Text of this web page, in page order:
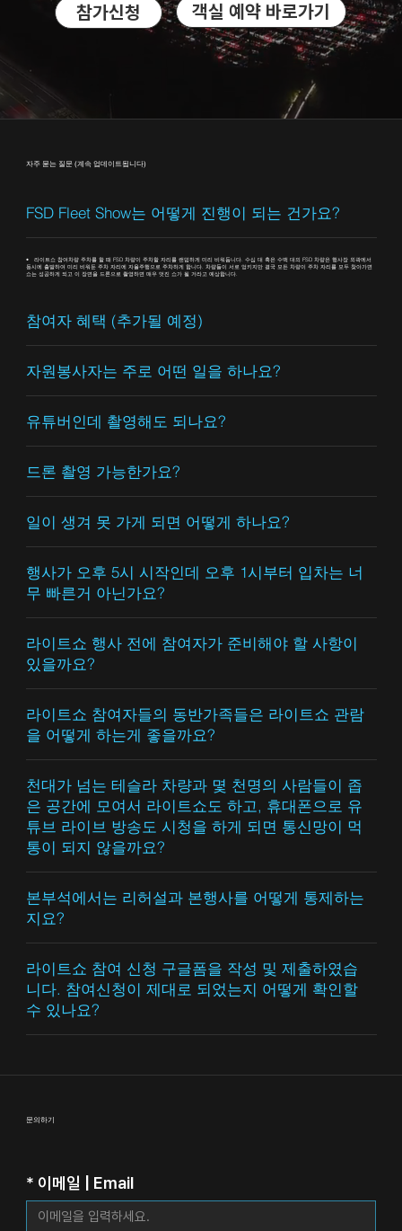
참가신청 객실 예약 바로가기
자주 묻는 질문 (계속 업데이트됩니다)
FSD Fleet Show는 어떻게 진행이 되는 건가요?
• 라이트쇼 참여차량 주차를 할 때 FSD 차량이 주차할 자리를 랜덤하게 미리 비워둡니다. 수십 대 혹은 수백 대의 FSD 차량은 행사장 외곽에서
동시에 출발하여 미리 비워둔 주차 자리에 자율주행으로 주차하게 합니다. 차량들이 서로 엉키지만 결국 모든 차량이 주차 자리를 모두 찾아가면
쇼는 성공하게 되고 이 장면을 드론으로 촬영하면 매우 멋진 쇼가 될 거라고 예상합니다.
참여자 혜택 (추가될 예정)
자원봉사자는 주로 어떤 일을 하나요?
유튜버인데 촬영해도 되나요?
드론 촬영 가능한가요?
일이 생겨 못 가게 되면 어떻게 하나요?
행사가 오후 5시 시작인데 오후 1시부터 입차는 너
무 빠른거 아닌가요?
라이트쇼 행사 전에 참여자가 준비해야 할 사항이
있을까요?
라이트쇼 참여자들의 동반가족들은 라이트쇼 관람
을 어떻게 하는게 좋을까요?
천대가 넘는 테슬라 차량과 몇 천명의 사람들이 좁
은 공간에 모여서 라이트쇼도 하고, 휴대폰으로 유
튜브 라이브 방송도 시청을 하게 되면 통신망이 먹
통이 되지 않을까요?
본부석에서는 리허설과 본행사를 어떻게 통제하는
지요?
라이트쇼 참여 신청 구글폼을 작성 및 제출하였습
니다. 참여신청이 제대로 되었는지 어떻게 확인할
수 있나요?
문의하기
* 이메일 | Email